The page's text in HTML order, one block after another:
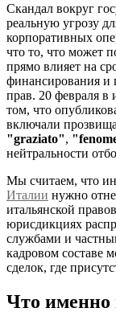
Скандал вокруг
реальную угрозу
корпоративных
что то, что может
прямо влияет на
финансирования и
прав. 20 февраля
том, что
включали
"graziato",
нейтральности
Мы считаем, что
Италии нужно
итальянской
юрисдикциях
службами и
кадровом составе
сделок, где
Что